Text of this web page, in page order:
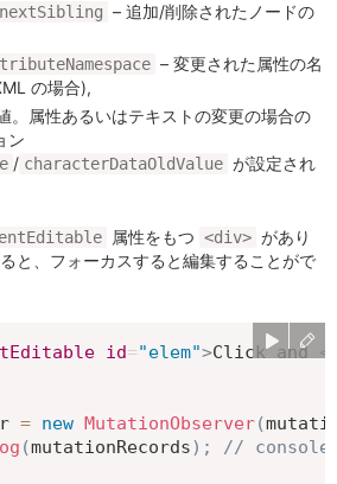
– 追加/削除されたノードの
– 変更された属性の名
の場合),
。属性あるいはテキストの変更の場合の
ン
/ characterDataOldValue が設定され
属性をもつ <div> があり
と、フォーカスすると編集することがで
id="elem">Click and <
= new MutationObserver(
(mutationRecords) ;
//